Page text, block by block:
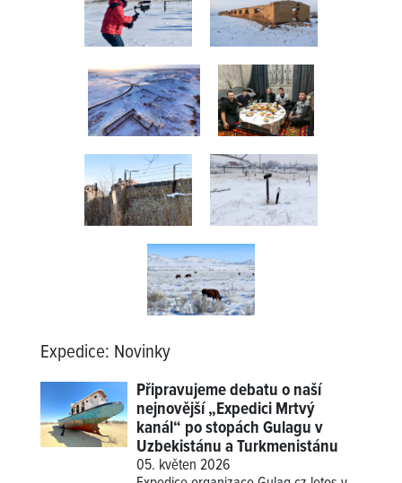
Expedice: Novinky
Připravujeme debatu o naší
nejnovější „Expedici Mrtvý
kanál“ po stopách Gulagu v
Uzbekistánu a Turkmenistánu
05. květen 2026